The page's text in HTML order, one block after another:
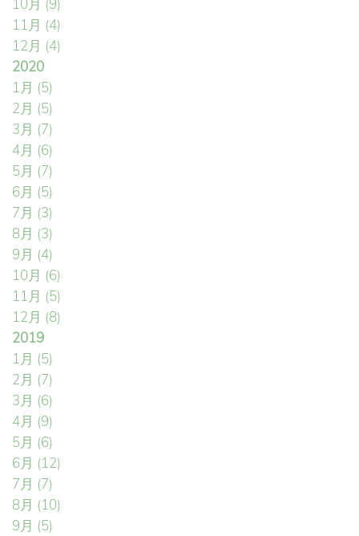
10月 (9)
11月 (4)
12月 (4)
2020
1月 (5)
2月 (5)
3月 (7)
4月 (6)
5月 (7)
6月 (5)
7月 (3)
8月 (3)
9月 (4)
10月 (6)
11月 (5)
12月 (8)
2019
1月 (5)
2月 (7)
3月 (6)
4月 (9)
5月 (6)
6月 (12)
7月 (7)
8月 (10)
9月 (5)